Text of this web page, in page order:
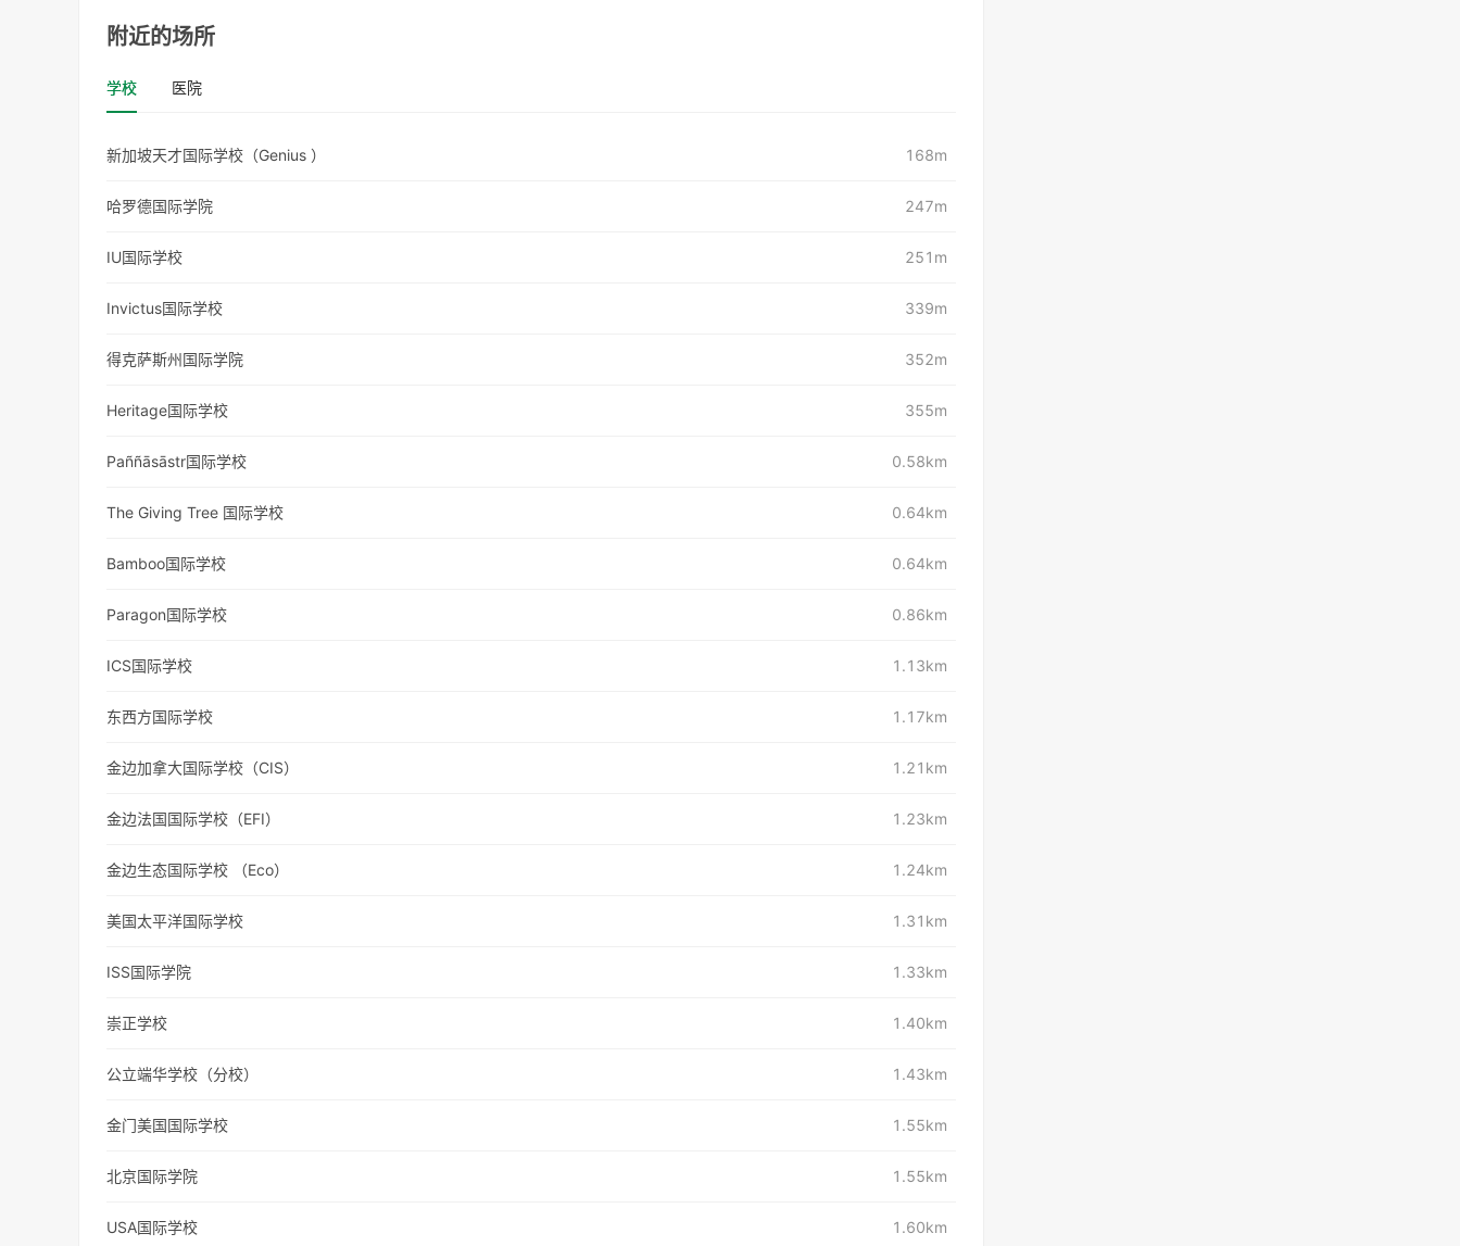
附近的场所
学校 医院
新加坡天才国际学校（Genius ） 168m
哈罗德国际学院 247m
IU国际学校 251m
Invictus国际学校 339m
得克萨斯州国际学院 352m
Heritage国际学校 355m
Paññāsāstr国际学校 0.58km
The Giving Tree 国际学校 0.64km
Bamboo国际学校 0.64km
Paragon国际学校 0.86km
ICS国际学校 1.13km
东西方国际学校 1.17km
金边加拿大国际学校（CIS） 1.21km
金边法国国际学校（EFI） 1.23km
金边生态国际学校 （Eco） 1.24km
美国太平洋国际学校 1.31km
ISS国际学院 1.33km
崇正学校 1.40km
公立端华学校（分校） 1.43km
金门美国国际学校 1.55km
北京国际学院 1.55km
USA国际学校 1.60km